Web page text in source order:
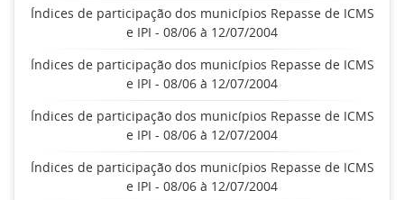
Índices de participação dos municípios Repasse de ICMS
e IPI - 08/06 à 12/07/2004
Índices de participação dos municípios Repasse de ICMS
e IPI - 08/06 à 12/07/2004
Índices de participação dos municípios Repasse de ICMS
e IPI - 08/06 à 12/07/2004
Índices de participação dos municípios Repasse de ICMS
e IPI - 08/06 à 12/07/2004